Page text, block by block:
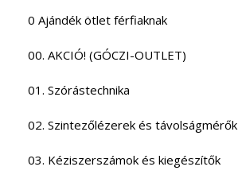
0 Ajándék ötlet férfiaknak
00. AKCIÓ! (GÓCZI-OUTLET)
01. Szórástechnika
02. Szintezőlézerek és távolságmérők
03. Kéziszerszámok és kiegészítők